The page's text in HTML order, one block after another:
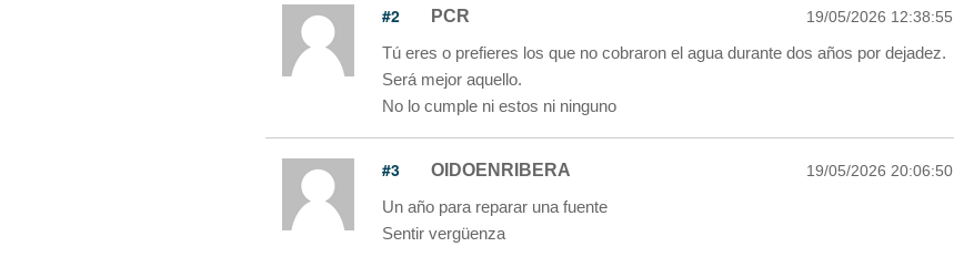
#2 PCR 19/05/2026 12:38:55
Tú eres o prefieres los que no cobraron el agua durante dos años por dejadez.
Será mejor aquello.
No lo cumple ni estos ni ninguno
#3 OIDOENRIBERA 19/05/2026 20:06:50
Un año para reparar una fuente
Sentir vergüenza